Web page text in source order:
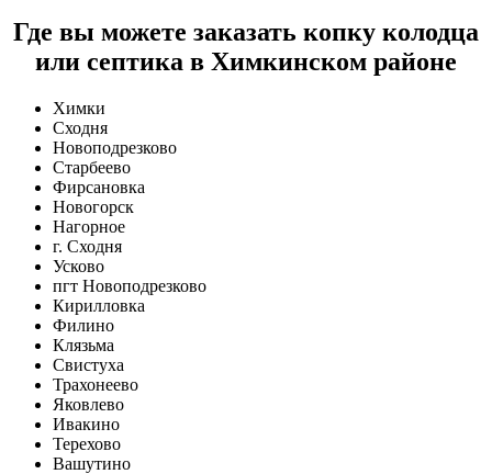
Где вы можете заказать копку колодца
или септика в Химкинском районе
Химки
Сходня
Новоподрезково
Старбеево
Фирсановка
Новогорск
Нагорное
г. Сходня
Усково
пгт Новоподрезково
Кирилловка
Филино
Клязьма
Свистуха
Трахонеево
Яковлево
Ивакино
Терехово
Вашутино